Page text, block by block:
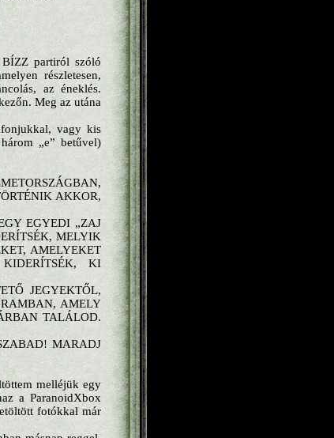
partiról szóló
részletesen,
az éneklés.
Meg az utána
vagy kis
„e” betűvel)
AKKOR,
EGYEDI „ZAJ
MELYIK
AMELYEKET
KI
JEGYEKTŐL,
AMELY
TALÁLOD.
MARADJ
melléjük egy
a ParanoidXbox
fotókkal már